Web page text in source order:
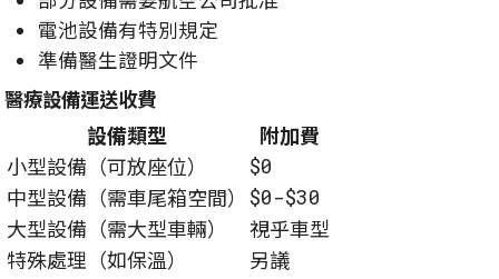
電池設備有特別規定
準備醫生證明文件
醫療設備運送收費
設備類型
附加費
小型設備（可放座位）
$0
中型設備（需車尾箱空間）
$0-$30
大型設備（需大型車輛）
視乎車型
特殊處理（如保溫）
另議